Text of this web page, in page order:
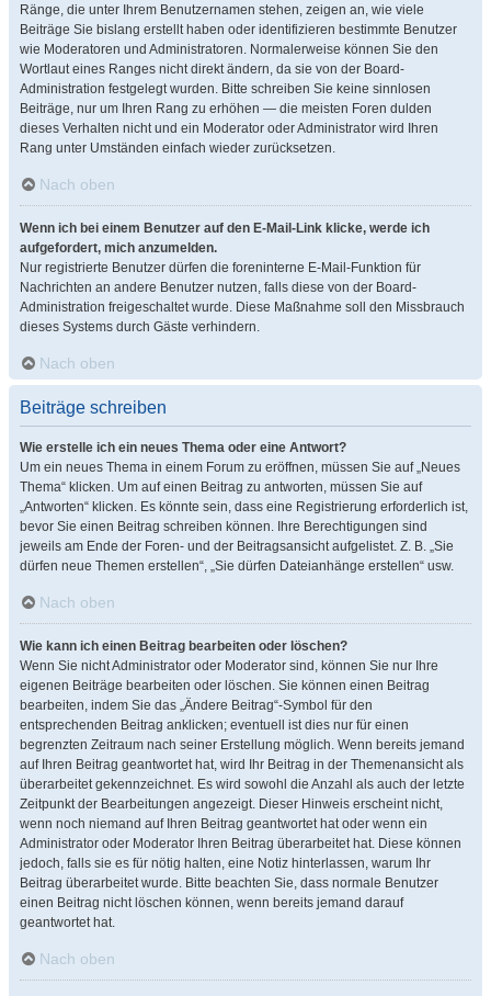
Ränge, die unter Ihrem Benutzernamen stehen, zeigen an, wie viele
Beiträge Sie bislang erstellt haben oder identifizieren bestimmte Benutzer
wie Moderatoren und Administratoren. Normalerweise können Sie den
Wortlaut eines Ranges nicht direkt ändern, da sie von der Board-
Administration festgelegt wurden. Bitte schreiben Sie keine sinnlosen
Beiträge, nur um Ihren Rang zu erhöhen — die meisten Foren dulden
dieses Verhalten nicht und ein Moderator oder Administrator wird Ihren
Rang unter Umständen einfach wieder zurücksetzen.
Nach oben
Wenn ich bei einem Benutzer auf den E-Mail-Link klicke, werde ich
aufgefordert, mich anzumelden.
Nur registrierte Benutzer dürfen die foreninterne E-Mail-Funktion für
Nachrichten an andere Benutzer nutzen, falls diese von der Board-
Administration freigeschaltet wurde. Diese Maßnahme soll den Missbrauch
dieses Systems durch Gäste verhindern.
Nach oben
Beiträge schreiben
Wie erstelle ich ein neues Thema oder eine Antwort?
Um ein neues Thema in einem Forum zu eröffnen, müssen Sie auf „Neues
Thema“ klicken. Um auf einen Beitrag zu antworten, müssen Sie auf
„Antworten“ klicken. Es könnte sein, dass eine Registrierung erforderlich ist,
bevor Sie einen Beitrag schreiben können. Ihre Berechtigungen sind
jeweils am Ende der Foren- und der Beitragsansicht aufgelistet. Z. B. „Sie
dürfen neue Themen erstellen“, „Sie dürfen Dateianhänge erstellen“ usw.
Nach oben
Wie kann ich einen Beitrag bearbeiten oder löschen?
Wenn Sie nicht Administrator oder Moderator sind, können Sie nur Ihre
eigenen Beiträge bearbeiten oder löschen. Sie können einen Beitrag
bearbeiten, indem Sie das „Ändere Beitrag“-Symbol für den
entsprechenden Beitrag anklicken; eventuell ist dies nur für einen
begrenzten Zeitraum nach seiner Erstellung möglich. Wenn bereits jemand
auf Ihren Beitrag geantwortet hat, wird Ihr Beitrag in der Themenansicht als
überarbeitet gekennzeichnet. Es wird sowohl die Anzahl als auch der letzte
Zeitpunkt der Bearbeitungen angezeigt. Dieser Hinweis erscheint nicht,
wenn noch niemand auf Ihren Beitrag geantwortet hat oder wenn ein
Administrator oder Moderator Ihren Beitrag überarbeitet hat. Diese können
jedoch, falls sie es für nötig halten, eine Notiz hinterlassen, warum Ihr
Beitrag überarbeitet wurde. Bitte beachten Sie, dass normale Benutzer
einen Beitrag nicht löschen können, wenn bereits jemand darauf
geantwortet hat.
Nach oben